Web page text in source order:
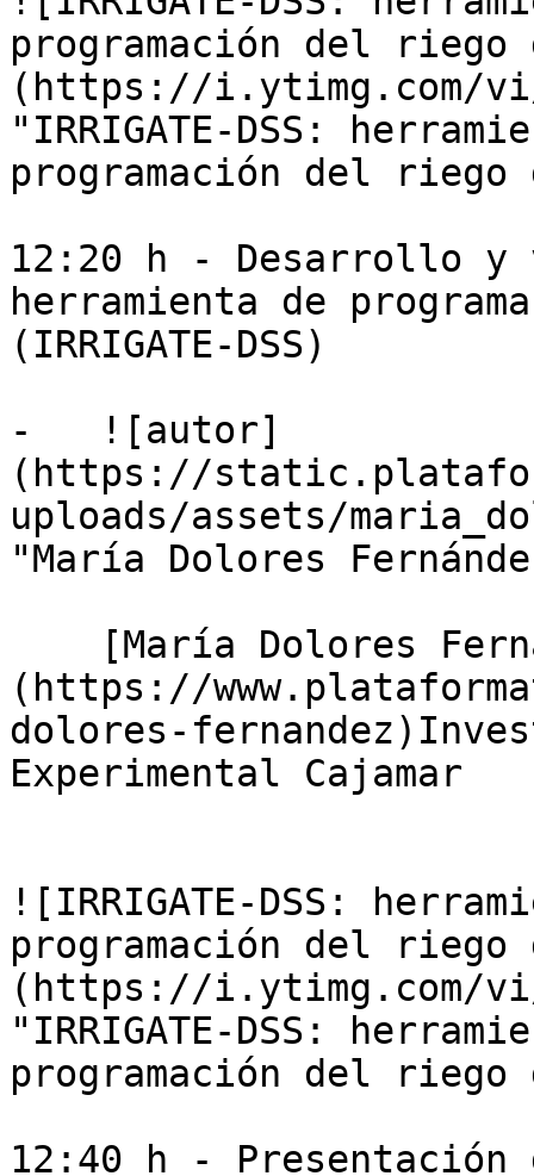
programación del riego
(https://i.ytimg.com/vi/
"IRRIGATE-DSS:
programación del
12:20 h - Desarrollo y
herramienta de
(IRRIGATE-DSS)
-   ![autor]
(https://
uploads/assets/
"María Dolores
(https://
dolores-
Experimental Cajamar
![IRRIGATE-DSS:
programación del riego
(https://i.ytimg.com/vi/
"IRRIGATE-DSS:
programación del
12:40 h -